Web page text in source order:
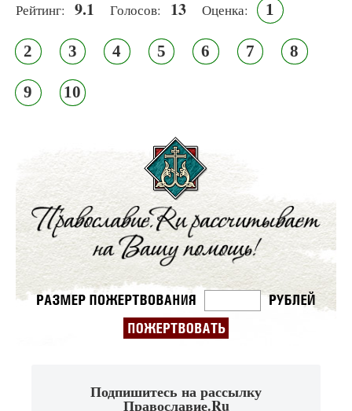
Рейтинг: 9.1 Голосов: 13 Оценка: 1
2 3 4 5 6 7 8
9 10
Подпишитесь на рассылку
Православие.Ru